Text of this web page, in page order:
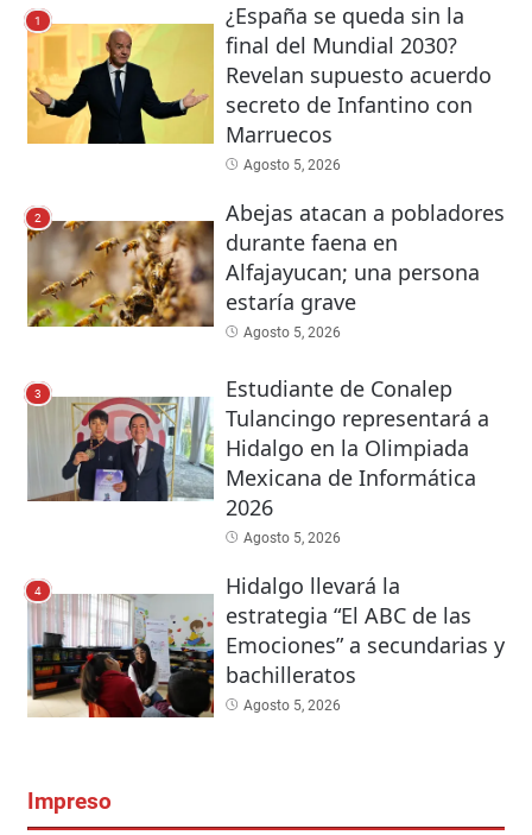
1
¿España se queda sin la
final del Mundial 2030?
Revelan supuesto acuerdo
secreto de Infantino con
Marruecos
Agosto 5, 2026
2
Abejas atacan a pobladores
durante faena en
Alfajayucan; una persona
estaría grave
Agosto 5, 2026
3
Estudiante de Conalep
Tulancingo representará a
Hidalgo en la Olimpiada
Mexicana de Informática
2026
Agosto 5, 2026
4
Hidalgo llevará la
estrategia “El ABC de las
Emociones” a secundarias y
bachilleratos
Agosto 5, 2026
Impreso